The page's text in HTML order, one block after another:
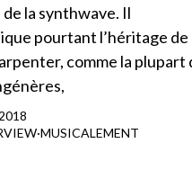
de la synthwave. Il
pourtant l’héritage de
comme la plupart
·MUSICALEMENT